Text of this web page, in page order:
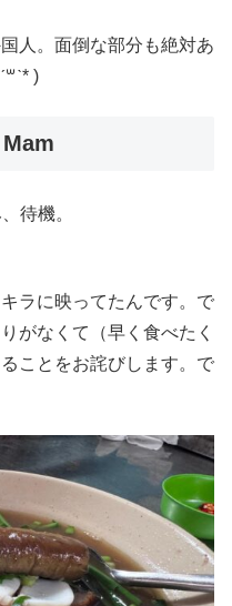
人。面倒な部分も絶対あ
)
待機。
ラに映ってたんです。で
がなくて（早く食べたく
ことをお詫びします。で